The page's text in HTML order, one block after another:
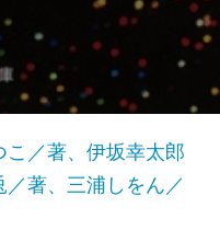
／著、伊坂幸太郎
著、三浦しをん／